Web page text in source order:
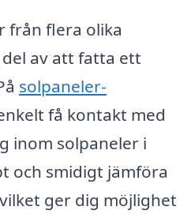
från flera olika
av att fatta ett
solpaneler-
få kontakt med
inom solpaneler i
och smidigt jämföra
ger dig möjlighet